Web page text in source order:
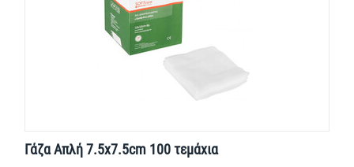
Γάζα Απλή 7.5x7.5cm 100 τεμάχια